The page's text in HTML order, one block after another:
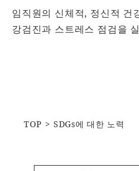
임직원의 신체적, 정신적 건
강검진과 스트레스 점검을
TOP SDGs에 대한 노력